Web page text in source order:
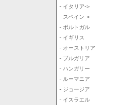
- イタリア->
- スペイン->
- ポルトガル
- イギリス
- オーストリア
- ブルガリア
- ハンガリー
- ルーマニア
- ジョージア
- イスラエル